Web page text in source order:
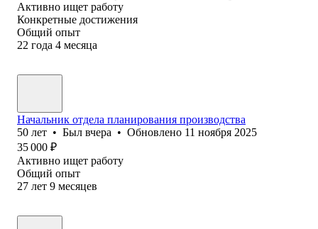
Активно ищет работу
Конкретные достижения
Общий опыт
22 года 4 месяца
Начальник отдела планирования производства
50 лет • Был вчера • Обновлено 11 ноября 2025
35 000 ₽
Активно ищет работу
Общий опыт
27 лет 9 месяцев